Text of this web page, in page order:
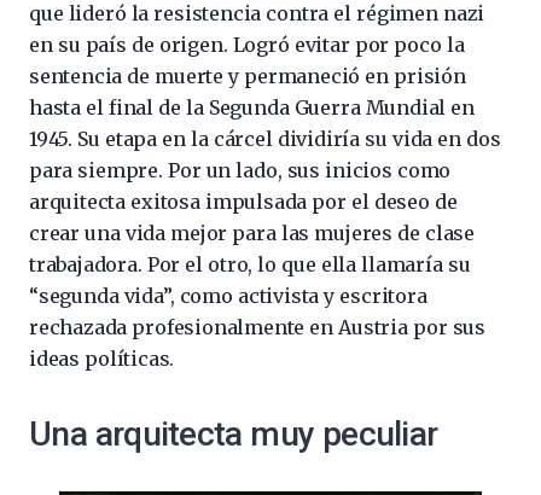
que lideró la resistencia contra el régimen nazi
en su país de origen. Logró evitar por poco la
sentencia de muerte y permaneció en prisión
hasta el final de la Segunda Guerra Mundial en
1945. Su etapa en la cárcel dividiría su vida en dos
para siempre. Por un lado, sus inicios como
arquitecta exitosa impulsada por el deseo de
crear una vida mejor para las mujeres de clase
trabajadora. Por el otro, lo que ella llamaría su
“segunda vida”, como activista y escritora
rechazada profesionalmente en Austria por sus
ideas políticas.
Una arquitecta muy peculiar